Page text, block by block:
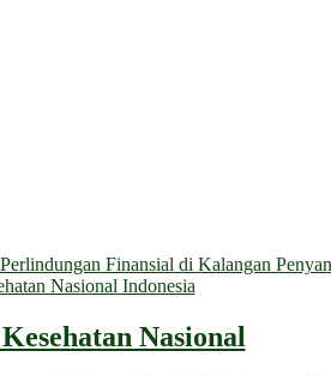
Finansial di Kalangan
Nasional Indonesia
Nasional